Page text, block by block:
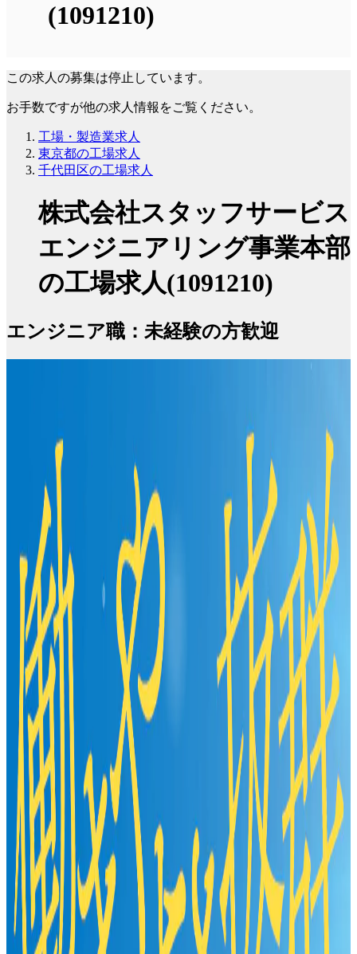
(1091210)
この求人の募集は停止しています。
お手数ですが他の求人情報をご覧ください。
工場・製造業求人
東京都の工場求人
千代田区の工場求人
株式会社スタッフサービス
エンジニアリング事業本部
の工場求人(1091210)
エンジニア職：未経験の方歓迎